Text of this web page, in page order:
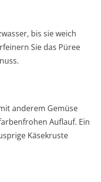
bis sie weich
Sie das Püree
anderem Gemüse
Auflauf. Ein
Käsekruste